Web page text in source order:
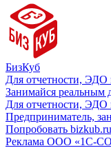
БизКуб
Для отчетности,
Занимайся реальным
Для отчетности,
Предприниматель,
Попробовать bizkub.ru
Реклама ООО «1С-